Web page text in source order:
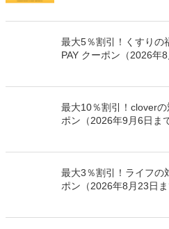
最大5％割引！くすりの
PAY クーポン（2026年8
最大10％割引！clover
ポン（2026年9月6日ま
最大3％割引！ライフの
ポン（2026年8月23日ま